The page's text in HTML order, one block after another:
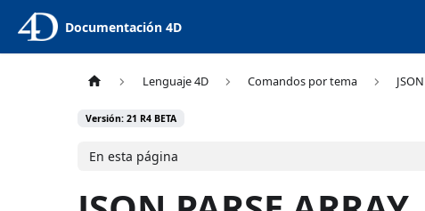
Documentación 4D
Lenguaje 4D Comandos por tema JSON
Versión: 21 R4 BETA
En esta página